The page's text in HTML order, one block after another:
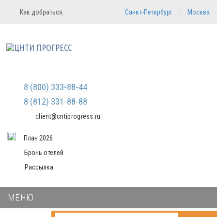
Регистрация
Мы не передаем ваши данные
третьим лицам и не рассылаем
Вход в систему
Пароль
Войти в кабинет
Как добраться: Санкт-Петербург Москва
8 (800) 333-88-44
8 (812) 331-88-88
client@cntiprogress.ru
План 2026
Бронь отелей
Рассылка
МЕНЮ